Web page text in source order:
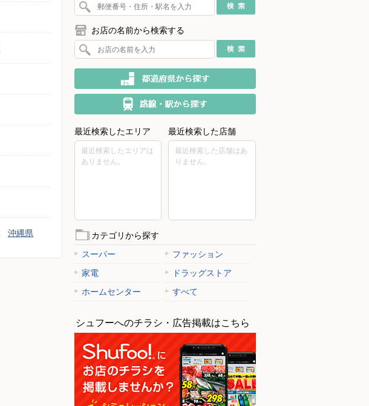
沖縄県
お店の名前から検索する
最近検索したエリア
最近検索したエリアは
ありません。
最近検索した店舗
最近検索した店舗はあ
りません。
カテゴリから探す
スーパー
ファッション
家電
ドラッグストア
ホームセンター
すべて
シュフーへのチラシ・広告掲載はこちら